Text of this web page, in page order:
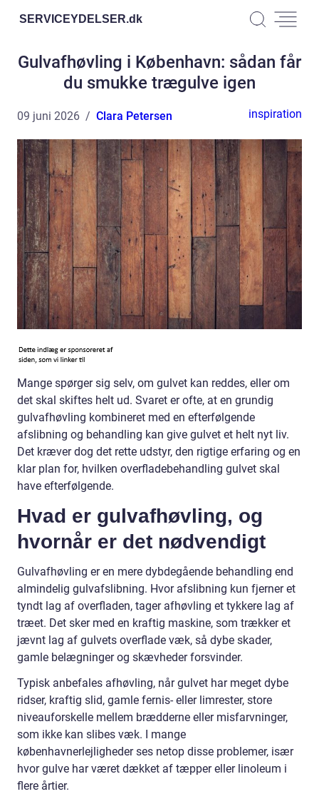
SERVICEYDELSER.dk
Gulvafhøvling i København: sådan får
du smukke trægulve igen
09 juni 2026 Clara Petersen inspiration
Mange spørger sig selv, om gulvet kan reddes, eller om
det skal skiftes helt ud. Svaret er ofte, at en grundig
gulvafhøvling kombineret med en efterfølgende
afslibning og behandling kan give gulvet et helt nyt liv.
Det kræver dog det rette udstyr, den rigtige erfaring og en
klar plan for, hvilken overfladebehandling gulvet skal
have efterfølgende.
Hvad er gulvafhøvling, og
hvornår er det nødvendigt
Gulvafhøvling er en mere dybdegående behandling end
almindelig gulvafslibning. Hvor afslibning kun fjerner et
tyndt lag af overfladen, tager afhøvling et tykkere lag af
træet. Det sker med en kraftig maskine, som trækker et
jævnt lag af gulvets overflade væk, så dybe skader,
gamle belægninger og skævheder forsvinder.
Typisk anbefales afhøvling, når gulvet har meget dybe
ridser, kraftig slid, gamle fernis- eller limrester, store
niveauforskelle mellem brædderne eller misfarvninger,
som ikke kan slibes væk. I mange
københavnerlejligheder ses netop disse problemer, især
hvor gulve har været dækket af tæpper eller linoleum i
flere årtier.